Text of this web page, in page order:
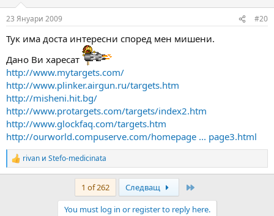
s
23 Януари 2009 #20
Тук има доста интересни според мен мишени.
Дано Ви харесат
http://www.mytargets.com/
http://www.plinker.airgun.ru/targets.htm
http://misheni.hit.bg/
http://www.protargets.com/targets/index2.htm
http://www.glockfaq.com/targets.htm
http://ourworld.compuserve.com/homepage ... page3.html
R
e
rivan и Stefo-medicinata
1 of 262 Следващ
You must log in or register to reply here.